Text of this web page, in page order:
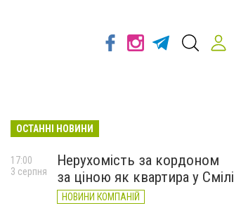
ОСТАННІ НОВИНИ
Нерухомість за кордоном
за ціною як квартира у Смілі
НОВИНИ КОМПАНІЙ
17:00
3 серпня